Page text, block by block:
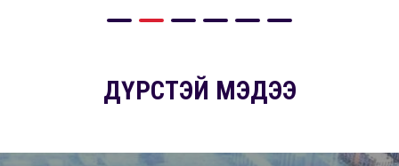
ДҮРСТЭЙ МЭДЭЭ